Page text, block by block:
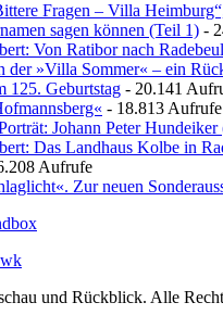
Fragen – Villa
sagen können (Teil 1) -
Von Ratibor nach
der »Villa Sommer« – ein
125. Geburtstag - 20.141
- 18.813 Aufrufe
Johann Peter
Das Landhaus Kolbe in
Aufrufe
Zur neuen
und Rückblick. Alle